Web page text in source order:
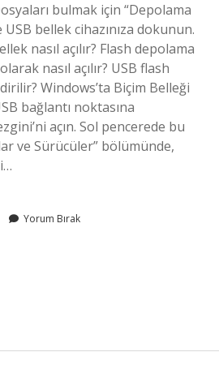
bulmak için “Depolama
USB bellek cihazınıza dokunun.
nasıl açılır? Flash depolama
nasıl açılır? USB flash
Windows’ta Biçim Belleği
bağlantı noktasına
açın. Sol pencerede bu
ve Sürücüler” bölümünde,
Yorum Bırak